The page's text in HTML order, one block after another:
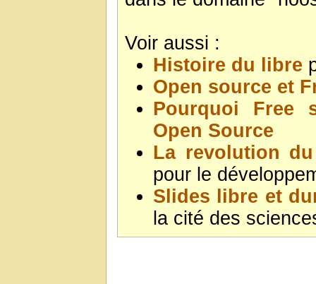
Voir aussi :
Histoire du libre
Open source et
Pourquoi Free
Open Source
La revolution
pour le
Slides libre et
la cité des